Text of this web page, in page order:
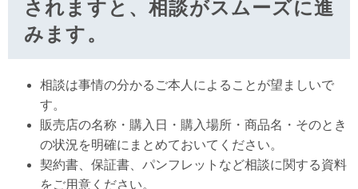
されますと、相談がスムーズに進
みます。
相談は事情の分かるご本人によることが望ましいで
す。
販売店の名称・購入日・購入場所・商品名・そのとき
の状況を明確にまとめておいてください。
契約書、保証書、パンフレットなど相談に関する資料
をご用意ください。